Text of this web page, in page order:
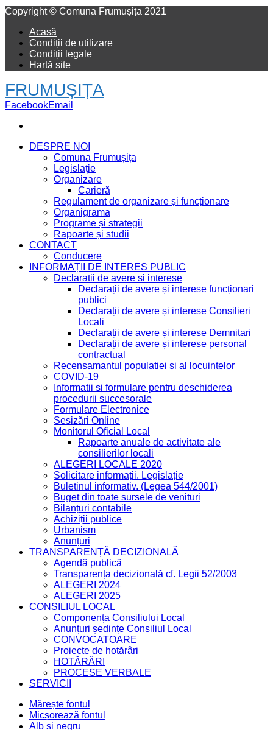
Copyright © Comuna Frumușița 2021
Acasă
Condiții de utilizare
Condiții legale
Hartă site
FRUMUȘIȚA
FacebookEmail
DESPRE NOI
Comuna Frumușița
Legislație
Organizare
Carieră
Regulament de organizare și funcționare
Organigrama
Programe și strategii
Rapoarte și studii
CONTACT
Conducere
INFORMAȚII DE INTERES PUBLIC
Declaratii de avere si interese
Declarații de avere și interese funcționari
publici
Declarații de avere și interese Consilieri
Locali
Declarații de avere și interese Demnitari
Declarații de avere și interese personal
contractual
Recensamantul populatiei si al locuintelor
COVID-19
Informatii si formulare pentru deschiderea
procedurii succesorale
Formulare Electronice
Sesizări Online
Monitorul Oficial Local
Rapoarte anuale de activitate ale
consilierilor locali
ALEGERI LOCALE 2020
Solicitare informații. Legislație
Buletinul informativ. (Legea 544/2001)
Buget din toate sursele de venituri
Bilanțuri contabile
Achiziții publice
Urbanism
Anunțuri
TRANSPARENȚĂ DECIZIONALĂ
Agendă publică
Transparența decizională cf. Legii 52/2003
ALEGERI 2024
ALEGERI 2025
CONSILIUL LOCAL
Componența Consiliului Local
Anunțuri ședințe Consiliul Local
CONVOCATOARE
Proiecte de hotărâri
HOTĂRÂRI
PROCESE VERBALE
SERVICII
Mărește fontul
Micșorează fontul
Alb și negru